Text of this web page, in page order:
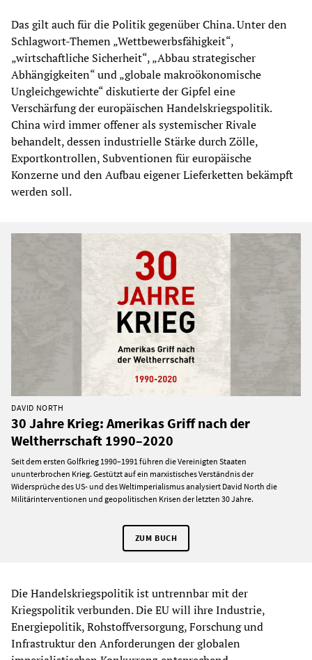
Das gilt auch für die Politik gegenüber China. Unter den
Schlagwort-Themen „Wettbewerbsfähigkeit“,
„wirtschaftliche Sicherheit“, „Abbau strategischer
Abhängigkeiten“ und „globale makroökonomische
Ungleichgewichte“ diskutierte der Gipfel eine
Verschärfung der europäischen Handelskriegspolitik.
China wird immer offener als systemischer Rivale
behandelt, dessen industrielle Stärke durch Zölle,
Exportkontrollen, Subventionen für europäische
Konzerne und den Aufbau eigener Lieferketten bekämpft
werden soll.
DAVID NORTH
30 Jahre Krieg: Amerikas Griff nach der
Weltherrschaft 1990–2020
Seit dem ersten Golfkrieg 1990–1991 führen die Vereinigten Staaten
ununterbrochen Krieg. Gestützt auf ein marxistisches Verständnis der
Widersprüche des US- und des Weltimperialismus analysiert David North die
Militärinterventionen und geopolitischen Krisen der letzten 30 Jahre.
ZUM BUCH
Die Handelskriegspolitik ist untrennbar mit der
Kriegspolitik verbunden. Die EU will ihre Industrie,
Energiepolitik, Rohstoffversorgung, Forschung und
Infrastruktur den Anforderungen der globalen